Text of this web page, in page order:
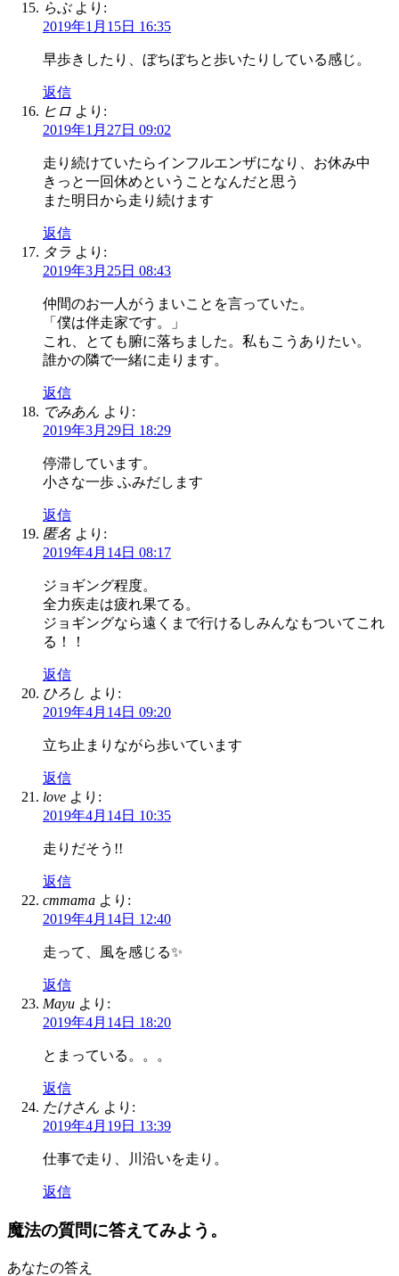
らぶ より:
2019年1月15日 16:35
早歩きしたり、ぼちぼちと歩いたりしている感じ。
返信
ヒロ より:
2019年1月27日 09:02
走り続けていたらインフルエンザになり、お休み中
きっと一回休めということなんだと思う
また明日から走り続けます
返信
タラ より:
2019年3月25日 08:43
仲間のお一人がうまいことを言っていた。
「僕は伴走家です。」
これ、とても腑に落ちました。私もこうありたい。
誰かの隣で一緒に走ります。
返信
でみあん より:
2019年3月29日 18:29
停滞しています。
小さな一歩 ふみだします
返信
匿名 より:
2019年4月14日 08:17
ジョギング程度。
全力疾走は疲れ果てる。
ジョギングなら遠くまで行けるしみんなもついてこれ
る！！
返信
ひろし より:
2019年4月14日 09:20
立ち止まりながら歩いています
返信
love より:
2019年4月14日 10:35
走りだそう!!
返信
cmmama より:
2019年4月14日 12:40
走って、風を感じる✨
返信
Mayu より:
2019年4月14日 18:20
とまっている。。。
返信
たけさん より:
2019年4月19日 13:39
仕事で走り、川沿いを走り。
返信
魔法の質問に答えてみよう。
あなたの答え